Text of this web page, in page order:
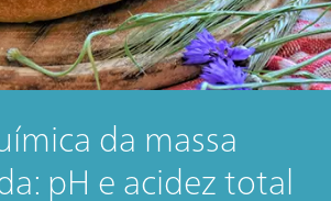
da massa
pH e acidez total